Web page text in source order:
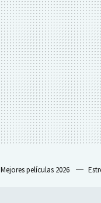
Mejores películas 2026